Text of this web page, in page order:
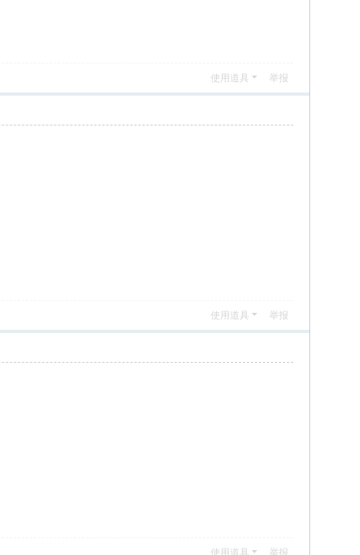
使用道具 举报
使用道具 举报
使用道具 举报